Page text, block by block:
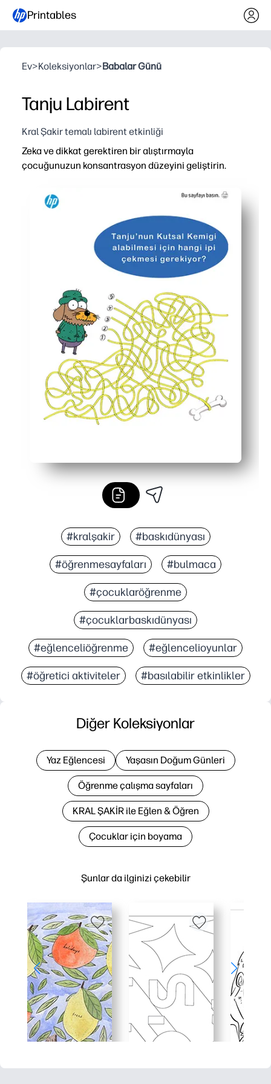
Printables
Ev>Koleksiyonlar>Babalar Günü
Tanju Labirent
Kral Şakir temalı labirent etkinliği
Zeka ve dikkat gerektiren bir alıştırmayla
çocuğunuzun konsantrasyon düzeyini geliştirin.
#kralşakir #baskıdünyası
#öğrenmesayfaları #bulmaca
#çocuklaröğrenme
#çocuklarbaskıdünyası
#eğlenceliöğrenme #eğlencelioyunlar
#öğretici aktiviteler #basılabilir etkinlikler
Şunlar da ilginizi çekebilir
Diğer Koleksiyonlar
Yaz Eğlencesi Yaşasın Doğum Günleri
Öğrenme çalışma sayfaları
KRAL ŞAKİR ile Eğlen & Öğren
Çocuklar için boyama